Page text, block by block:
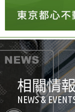
相關情
NEWS &